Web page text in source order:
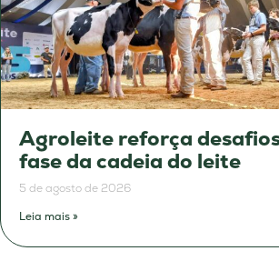
Agroleite reforça
fase da cadeia do leite
5 de agosto de 2026
Leia mais »